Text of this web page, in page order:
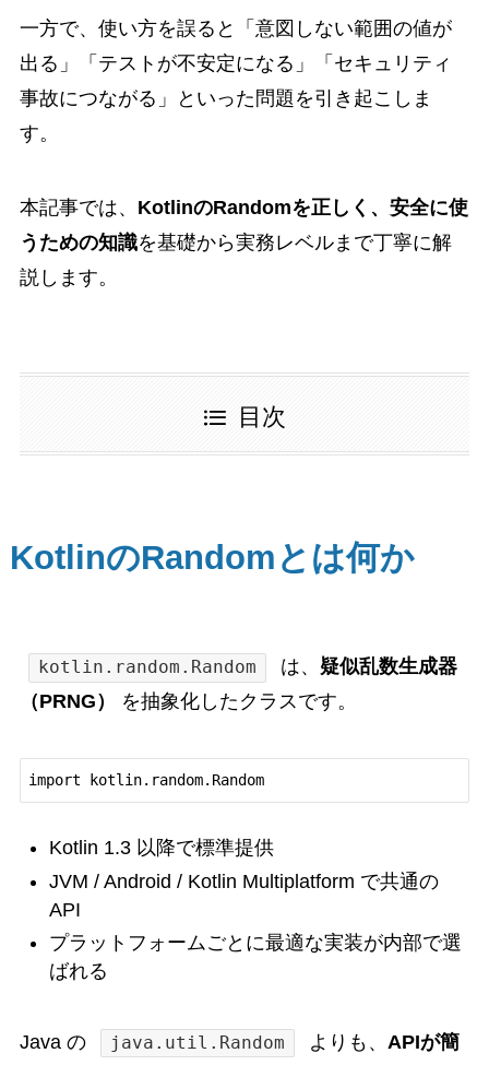
一方で、使い方を誤ると「意図しない範囲の値が
出る」「テストが不安定になる」「セキュリティ
事故につながる」といった問題を引き起こしま
す。
本記事では、 KotlinのRandomを正しく、安全に使
うための知識を基礎から実務レベルまで丁寧に解
説します。
目次
KotlinのRandomとは何か
kotlin.random.Random は、 疑似乱数生成器
（PRNG）
を抽象化したクラスです。
import kotlin.random.Random
Kotlin 1.3 以降で標準提供
JVM / Android / Kotlin Multiplatform で共通の
API
プラットフォームごとに最適な実装が内部で選
ばれる
Java の java.util.Random よりも、APIが簡